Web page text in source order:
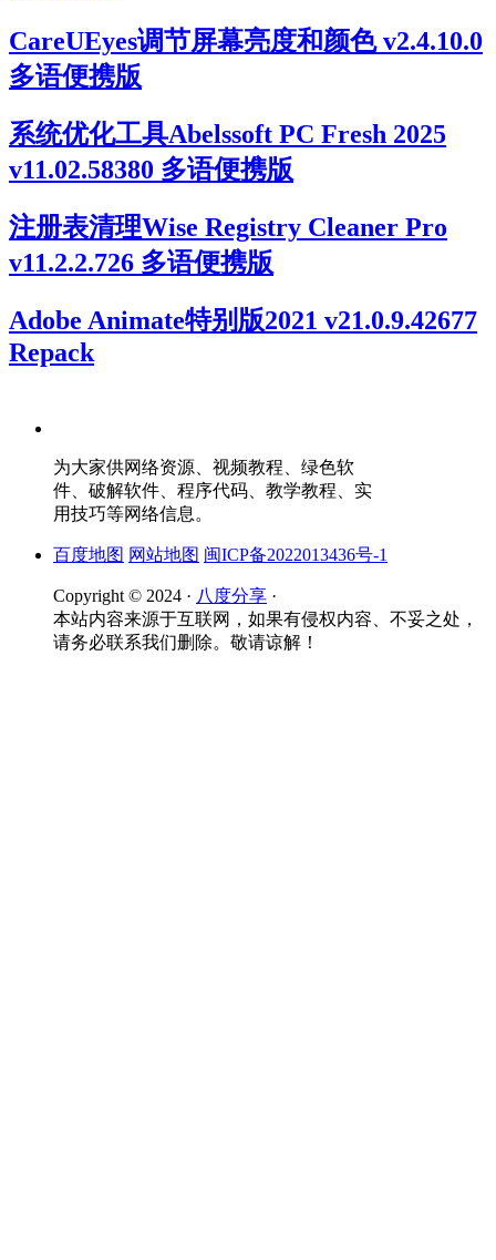
CareUEyes调节屏幕亮度和颜色 v2.4.10.0
多语便携版
系统优化工具Abelssoft PC Fresh 2025
v11.02.58380 多语便携版
注册表清理Wise Registry Cleaner Pro
v11.2.2.726 多语便携版
Adobe Animate特别版2021 v21.0.9.42677
Repack
为大家供网络资源、视频教程、绿色软
件、破解软件、程序代码、教学教程、实
用技巧等网络信息。
百度地图 网站地图 闽ICP备2022013436号-1
Copyright © 2024 · 八度分享 ·
本站内容来源于互联网，如果有侵权内容、不妥之处，
请务必联系我们删除。敬请谅解！